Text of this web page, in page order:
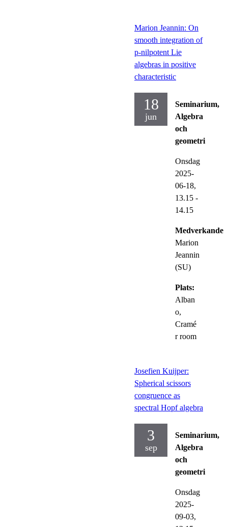
Marion Jeannin: On
smooth integration of
p-nilpotent Lie
algebras in positive
characteristic
18
jun
Seminarium,
Algebra
och
geometri
Onsdag
2025-
06-18,
13.15 -
14.15
Medverkande:
Marion
Jeannin
(SU)
Plats:
Alban
o,
Cramé
r room
Josefien Kuijper:
Spherical scissors
congruence as
spectral Hopf algebra
3
sep
Seminarium,
Algebra
och
geometri
Onsdag
2025-
09-03,